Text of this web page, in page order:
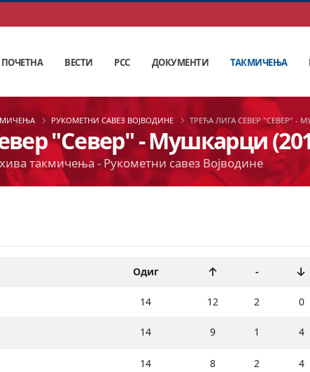
ПОЧЕТНА ВЕСТИ РСС ДОКУМЕНТИ ТАКМИЧЕЊА
"Север" - Мушкарци
такмичења - Рукометни савез Војводине
РУКОМЕТНИ САВЕЗ ВОЈВОДИНЕ ТРЕЋА ЛИГА СЕВЕР "СЕВЕР" -
Одиг -
14 12 2 0
14 9 1 4
14 8 2 4